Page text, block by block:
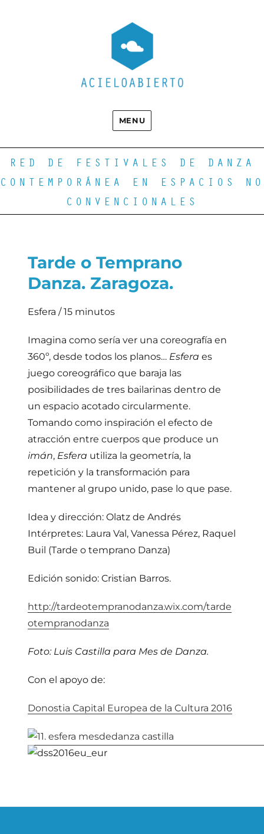
MENU
RED DE FESTIVALES DE DANZA
CONTEMPORÁNEA EN ESPACIOS NO
CONVENCIONALES
Tarde o Temprano
Danza. Zaragoza.
Esfera / 15 minutos
Imagina como sería ver una coreografía en
360º, desde todos los planos… Esfera es
juego coreográfico que baraja las
posibilidades de tres bailarinas dentro de
un espacio acotado circularmente.
Tomando como inspiración el efecto de
atracción entre cuerpos que produce un
imán, Esfera utiliza la geometría, la
repetición y la transformación para
mantener al grupo unido, pase lo que pase.
Idea y dirección: Olatz de Andrés
Intérpretes: Laura Val, Vanessa Pérez, Raquel
Buil (Tarde o temprano Danza)
Edición sonido: Cristian Barros.
http://tardeotempranodanza.wix.com/tarde
otempranodanza
Foto: Luis Castilla para Mes de Danza.
Con el apoyo de:
Donostia Capital Europea de la Cultura 2016